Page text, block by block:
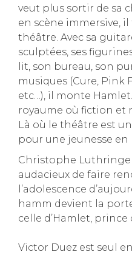
veut plus sortir de sa
en scène immersive,
théâtre. Avec sa
sculptées, ses
lit, son bureau, son
musiques (Cure, Pink
etc…), il monte
royaume où fiction et
Là où le théâtre est
pour une jeunesse en
Christophe
audacieux de faire
l’adolescence
hamm devient la
celle d’Hamlet, prince
Victor Duez est seul